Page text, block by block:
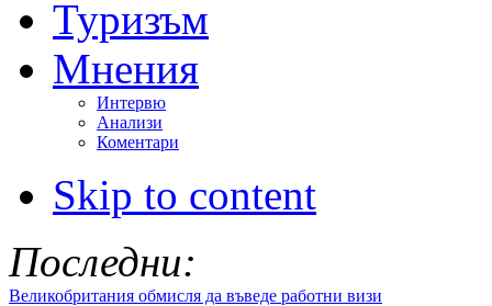
Туризъм
Мнения
Интервю
Анализи
Коментари
Skip to content
Последни:
Великобритания обмисля да въведе работни визи